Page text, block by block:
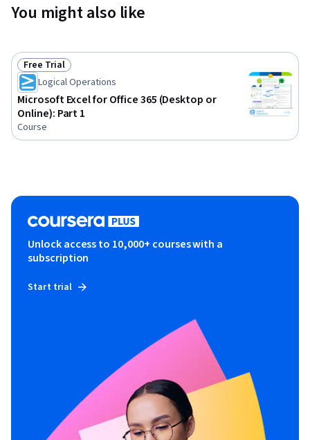
You might also like
Status: Free Trial
Free Trial
Logical Operations
Microsoft Excel for Office 365 (Desktop or
Online): Part 1
Course
Unlock access to 10,000+ courses with a
subscription
Start trial